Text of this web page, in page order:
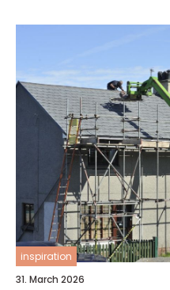
inspiration
31. March 2026